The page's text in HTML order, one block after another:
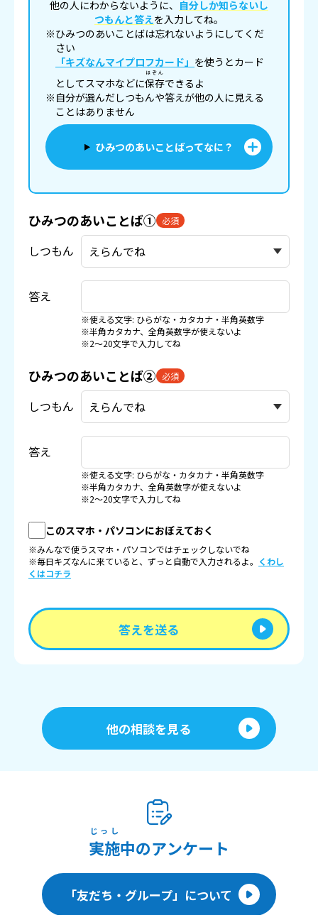
他の人にわからないように、 自分しか知らないし
つもんと答えを入力してね。
※ひみつのあいことばは忘れないようにしてくだ
さい
「キズなんマイプロフカード」 を使うとカード
としてスマホなどに保存
ほぞん
できるよ
※自分が選んだしつもんや答えが他の人に見える
ことはありません
ひみつのあいことばってなに？
ひみつのあいことば① 必須
しつもん
答え
※使える文字: ひらがな・カタカナ・半角英数字
※半角カタカナ、全角英数字が使えないよ
※2〜20文字で入力してね
ひみつのあいことば② 必須
しつもん
答え
※使える文字: ひらがな・カタカナ・半角英数字
※半角カタカナ、全角英数字が使えないよ
※2〜20文字で入力してね
このスマホ・パソコンにおぼえておく
※みんなで使うスマホ・パソコンではチェックしないでね
※毎日キズなんに来ていると、ずっと自動で入力されるよ。 くわし
くはコチラ
答えを送る
他の相談を見る
実施
じっし
中のアンケート
「友だち・グループ」について